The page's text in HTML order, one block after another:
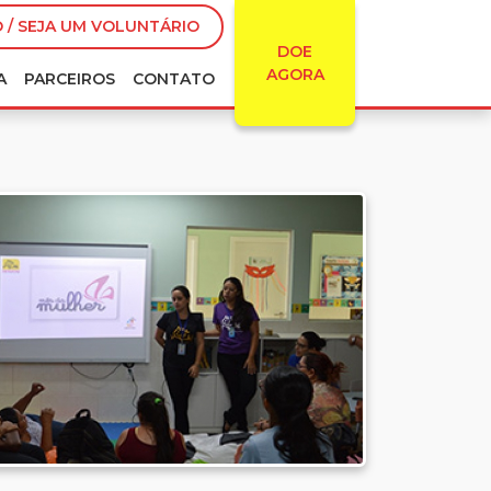
/ SEJA UM VOLUNTÁRIO
DOE
AGORA
PARCEIROS CONTATO